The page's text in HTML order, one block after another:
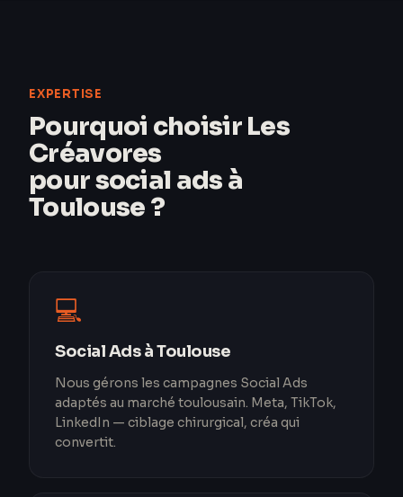
EXPERTISE
Pourquoi choisir Les
Créavores
pour social ads à
Toulouse ?
💻
Social Ads à Toulouse
Nous gérons les campagnes Social Ads
adaptés au marché toulousain. Meta, TikTok,
LinkedIn — ciblage chirurgical, créa qui
convertit.